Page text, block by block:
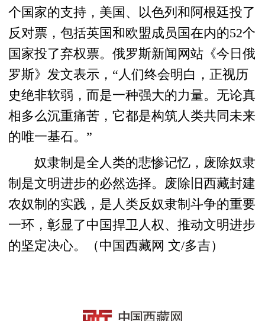
个国家的支持，美国、以色列和阿根廷投了
反对票，包括英国和欧盟成员国在内的52个
国家投了弃权票。俄罗斯新闻网站《今日俄
罗斯》发文表示，“人们终会明白，正视历
史绝非软弱，而是一种强大的力量。无论真
相多么沉重痛苦，它都是构筑人类共同未来
的唯一基石。”
奴隶制是全人类的悲惨记忆，废除奴隶
制是文明进步的必然选择。废除旧西藏封建
农奴制的实践，是人类反奴隶制斗争的重要
一环，彰显了中国捍卫人权、推动文明进步
的坚定决心。（中国西藏网 文/多吉）